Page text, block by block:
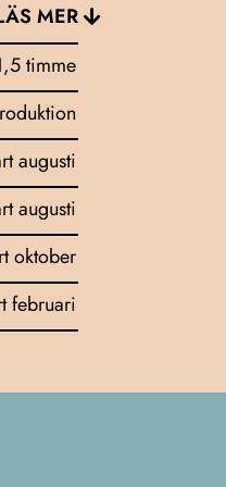
MER
timme
augusti
augusti
oktober
februari